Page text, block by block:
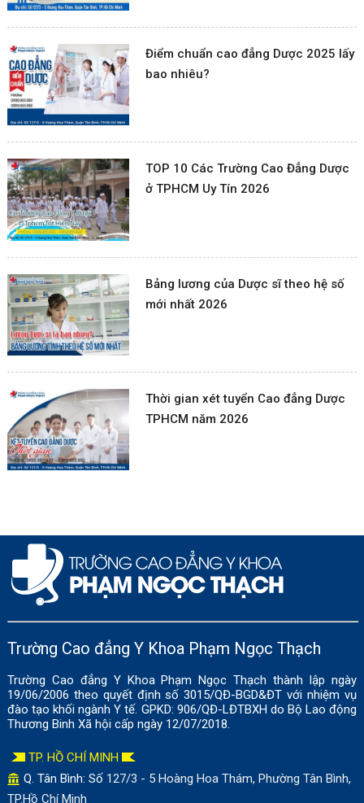
Điểm chuẩn cao đẳng Dược 2025 lấy
bao nhiêu?
TOP 10 Các Trường Cao Đẳng Dược
ở TPHCM Uy Tín 2026
Bảng lương của Dược sĩ theo hệ số
mới nhất 2026
Thời gian xét tuyển Cao đẳng Dược
TPHCM năm 2026
Trường Cao đẳng Y Khoa Phạm Ngọc Thạch
Trường Cao đẳng Y Khoa Phạm Ngọc Thạch thành lập ngày
19/06/2006 theo quyết định số 3015/QĐ-BGD&ĐT với nhiệm vụ
đào tạo khối ngành Y tế. GPKD: 906/QĐ-LĐTBXH do Bộ Lao động
Thương Binh Xã hội cấp ngày 12/07/2018.
TP. HỒ CHÍ MINH
Q. Tân Bình: Số 127/3 - 5 Hoàng Hoa Thám, Phường Tân Bình,
TP.Hồ Chí Minh